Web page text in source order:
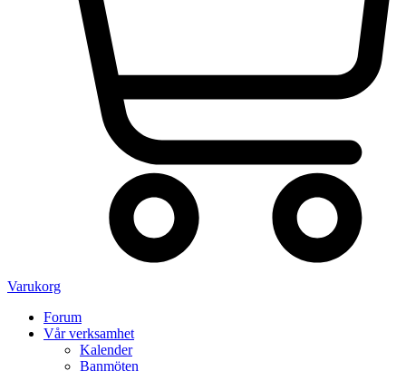
Varukorg
Forum
Vår verksamhet
Kalender
Banmöten